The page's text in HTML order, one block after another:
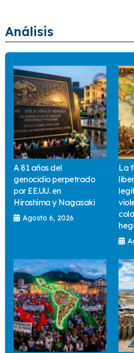
Análisis
A 81 años del
genocidio perpetrado
por EE.UU. en
Hiroshima y Nagasaki
Agosto 6, 2026
La